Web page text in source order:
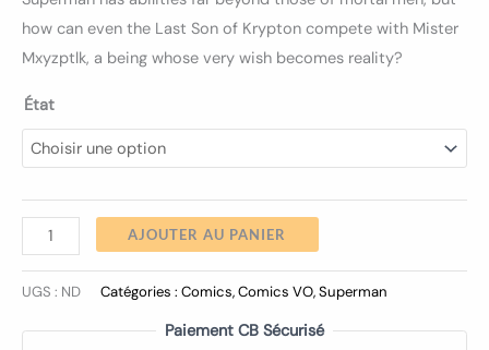
how can even the Last Son of Krypton compete with Mister
Mxyzptlk, a being whose very wish becomes reality?
État
AJOUTER AU PANIER
UGS : ND Catégories : Comics,Comics VO,Superman
Paiement CB Sécurisé